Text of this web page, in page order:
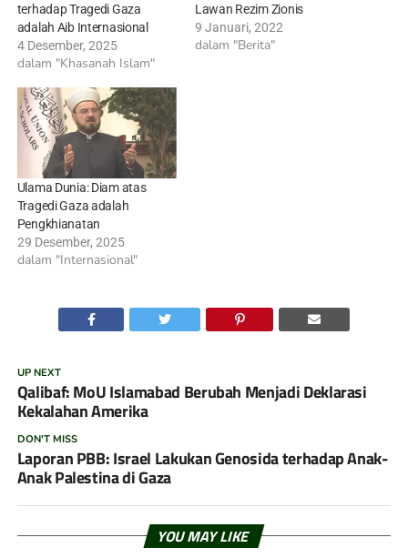
terhadap Tragedi Gaza
adalah Aib Internasional
4 Desember, 2025
dalam "Khasanah Islam"
Lawan Rezim Zionis
9 Januari, 2022
dalam "Berita"
Ulama Dunia: Diam atas
Tragedi Gaza adalah
Pengkhianatan
29 Desember, 2025
dalam "Internasional"
UP NEXT
Qalibaf: MoU Islamabad Berubah Menjadi Deklarasi
Kekalahan Amerika
DON'T MISS
Laporan PBB: Israel Lakukan Genosida terhadap Anak-
Anak Palestina di Gaza
YOU MAY LIKE